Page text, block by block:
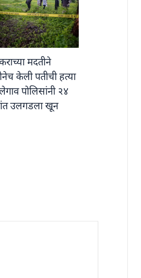
मदतीने
केली पतीची हत्या
पोलिसांनी २४
उलगडला खून